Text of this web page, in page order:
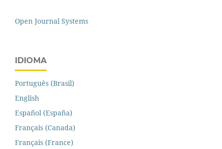
Open Journal Systems
IDIOMA
Português (Brasil)
English
Español (España)
Français (Canada)
Français (France)